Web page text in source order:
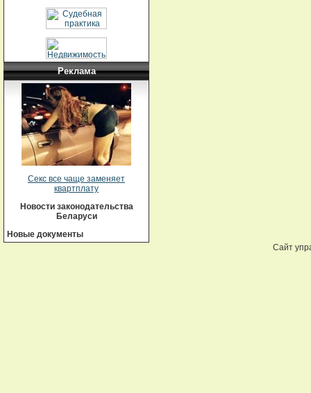
Реклама
Секс все чаще заменяет
квартплату
Новости законодательства
Беларуси
Новые документы
Сайт